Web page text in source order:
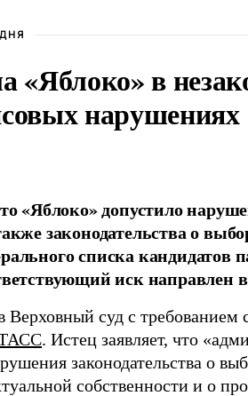
«Яблоко» в
нарушениях
«Яблоко» допустило
законодательства о
списка кандидатов
иск направлен в
Верховный суд с требованием
. Истец заявляет, что
законодательства о
собственности и о